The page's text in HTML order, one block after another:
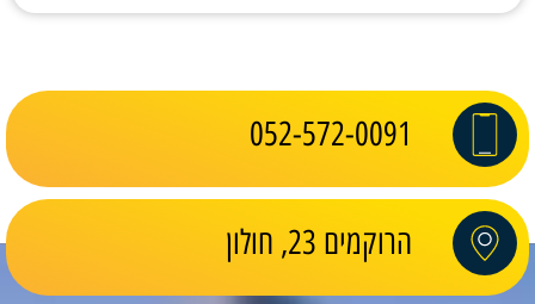
052-572-0091
הרוקמים 23, חולון